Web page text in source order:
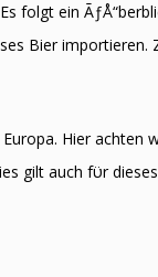
folgt ein
Bier importieren.
Hier achten
gilt auch fϋr dieses